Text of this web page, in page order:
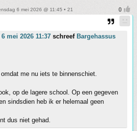
6 mei 2026 @ 11:45 • 21
mei 2026 11:37 schreef Bargehassus
me nu iets te binnenschiet.
op de lagere school. Op een gegeven
sindsdien heb ik er helemaal geen
dus niet gehad.